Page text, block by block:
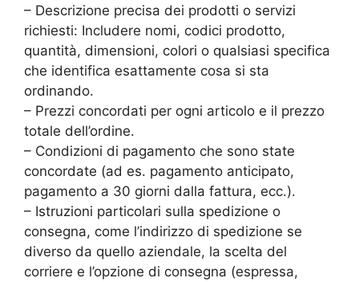
– Descrizione precisa dei prodotti o servizi
richiesti: Includere nomi, codici prodotto,
quantità, dimensioni, colori o qualsiasi specifica
che identifica esattamente cosa si sta
ordinando.
– Prezzi concordati per ogni articolo e il prezzo
totale dell’ordine.
– Condizioni di pagamento che sono state
concordate (ad es. pagamento anticipato,
pagamento a 30 giorni dalla fattura, ecc.).
– Istruzioni particolari sulla spedizione o
consegna, come l’indirizzo di spedizione se
diverso da quello aziendale, la scelta del
corriere e l’opzione di consegna (espressa,